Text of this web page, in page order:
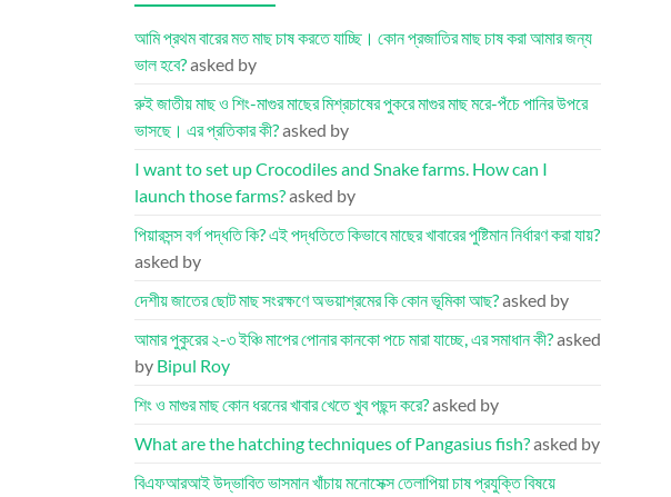
আমি প্রথম বারের মত মাছ চাষ করতে যাচ্ছি। কোন প্রজাতির মাছ চাষ করা আমার জন্য
ভাল হবে?asked by
রুই জাতীয় মাছ ও শিং-মাগুর মাছের মিশ্রচাষের পুকরে মাগুর মাছ মরে-পঁচে পানির উপরে
ভাসছে। এর প্রতিকার কী?asked by
I want to set up Crocodiles and Snake farms. How can I
launch those farms?asked by
পিয়ারসন্স বর্গ পদ্ধতি কি? এই পদ্ধতিতে কিভাবে মাছের খাবারের পুষ্টিমান নির্ধারণ করা যায়?
asked by
দেশীয় জাতের ছোট মাছ সংরক্ষণে অভয়াশ্রমের কি কোন ভূমিকা আছ?asked by
আমার পুকুরের ২-৩ ইঞ্চি মাপের পোনার কানকো পচে মারা যাচ্ছে, এর সমাধান কী?asked
by Bipul Roy
শিং ও মাগুর মাছ কোন ধরনের খাবার খেতে খুব পছন্দ করে?asked by
What are the hatching techniques of Pangasius fish?asked by
বিএফআরআই উদ্ভাবিত ভাসমান খাঁচায় মনোসেক্স তেলাপিয়া চাষ প্রযুক্তি বিষয়ে